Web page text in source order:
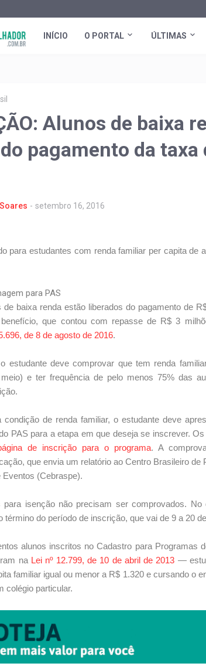
INÍCIO O PORTAL ÚLTIMAS
Alunos de baixa
pagamento da
- setembro 16, 2016
para estudantes com renda familiar per capita de
de baixa renda estão liberados do pagamento de
que contou com repasse de R$ 3
de 8 de agosto de 2016.
estudante deve comprovar que tem renda
e ter frequência de pelo menos 75% das
condição de renda familiar, o estudante deve
PAS para a etapa em que deseja se inscrever.
de inscrição para o programa. A
que envia um relatório ao Centro Brasileiro de
(Cebraspe).
para isenção não precisam ser comprovados.
término do período de inscrição, que vai de 9 a 20
alunos inscritos no Cadastro para Programas
na Lei nº 12.799, de 10 de abril de 2013 —
familiar igual ou menor a R$ 1.320 e cursando o
colégio particular.